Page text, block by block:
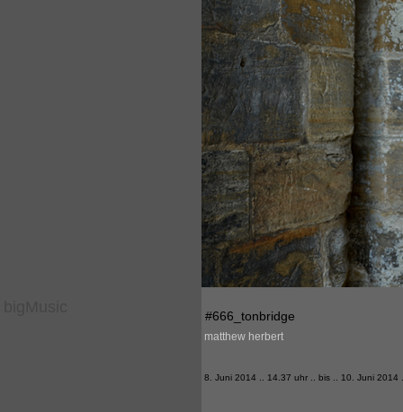
#666_tonbridge
matthew herbert
8. Juni 2014 .. 14.37 uhr .. bis .. 10. Juni 2014